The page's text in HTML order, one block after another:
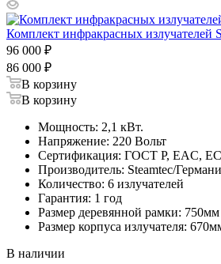
Комплект инфракрасных излучателей
96 000 ₽
86 000 ₽
В корзину
В корзину
Мощность: 2,1 кВт.
Напряжение: 220 Вольт
Сертификация: ГОСТ Р, EAC, EC
Производитель: Steamtec/
Количество: 6 излучателей
Гарантия: 1 год
Размер деревянной рамки:
Размер корпуса излучателя:
В наличии